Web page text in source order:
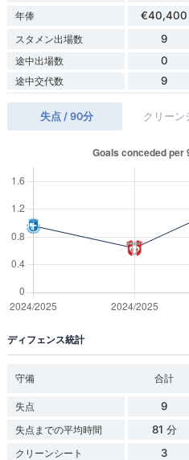
年俸 €40,400
スタメン出場数 9
途中出場数 0
途中交代数 9
失点 / 90分 クリーン
ディフェンス統計
守備 合計
失点
9
失点までの平均時間 81 分
クリーンシート 3